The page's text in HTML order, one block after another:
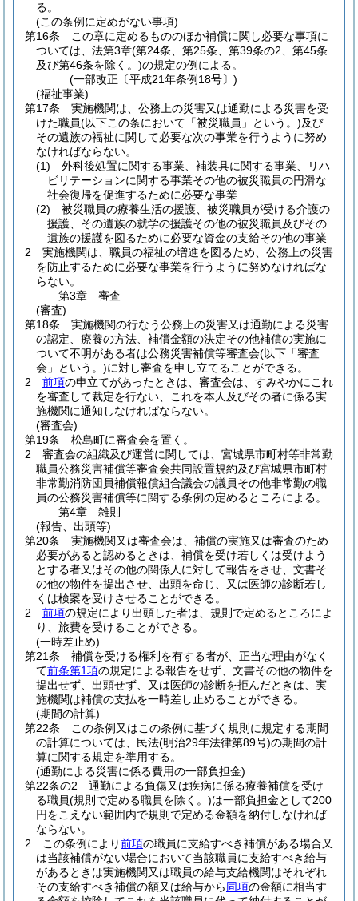
る。
(この条例に定めがない事項)
第16条
この章に定めるもののほか補償に関し必要な事項に
ついては、法第3章(第24条、第25条、第39条の2、第45条
及び第46条を除く。)の規定の例による。
(一部改正〔平成21年条例18号〕)
(福祉事業)
第17条
実施機関は、公務上の災害又は通勤による災害を受
けた職員(以下この条において「被災職員」という。)及び
その遺族の福祉に関して必要な次の事業を行うように努め
なければならない。
(1)
外科後処置に関する事業、補装具に関する事業、リハ
ビリテーションに関する事業その他の被災職員の円滑な
社会復帰を促進するために必要な事業
(2)
被災職員の療養生活の援護、被災職員が受ける介護の
援護、その遺族の就学の援護その他の被災職員及びその
遺族の援護を図るために必要な資金の支給その他の事業
2
実施機関は、職員の福祉の増進を図るため、公務上の災害
を防止するために必要な事業を行うように努めなければな
らない。
第3章
審査
(審査)
第18条
実施機関の行なう公務上の災害又は通勤による災害
の認定、療養の方法、補償金額の決定その他補償の実施に
ついて不明がある者は公務災害補償等審査会(以下「審査
会」という。)に対し審査を申し立てることができる。
2
前項の申立てがあったときは、審査会は、すみやかにこれ
を審査して裁定を行ない、これを本人及びその者に係る実
施機関に通知しなければならない。
(審査会)
第19条
松島町に審査会を置く。
2
審査会の組織及び運営に関しては、宮城県市町村等非常勤
職員公務災害補償等審査会共同設置規約及び宮城県市町村
非常勤消防団員補償報償組合議会の議員その他非常勤の職
員の公務災害補償等に関する条例の定めるところによる。
第4章
雑則
(報告、出頭等)
第20条
実施機関又は審査会は、補償の実施又は審査のため
必要があると認めるときは、補償を受け若しくは受けよう
とする者又はその他の関係人に対して報告をさせ、文書そ
の他の物件を提出させ、出頭を命じ、又は医師の診断若し
くは検案を受けさせることができる。
2
前項の規定により出頭した者は、規則で定めるところによ
り、旅費を受けることができる。
(一時差止め)
第21条
補償を受ける権利を有する者が、正当な理由がなく
て前条第1項の規定による報告をせず、文書その他の物件を
提出せず、出頭せず、又は医師の診断を拒んだときは、実
施機関は補償の支払を一時差し止めることができる。
(期間の計算)
第22条
この条例又はこの条例に基づく規則に規定する期間
の計算については、民法(明治29年法律第89号)の期間の計
算に関する規定を準用する。
(通勤による災害に係る費用の一部負担金)
第22条の2
通勤による負傷又は疾病に係る療養補償を受け
る職員(規則で定める職員を除く。)は一部負担金として200
円をこえない範囲内で規則で定める金額を納付しなければ
ならない。
2
この条例により前項の職員に支給すべき補償がある場合又
は当該補償がない場合において当該職員に支給すべき給与
があるときは実施機関又は職員の給与支給機関はそれぞれ
その支給すべき補償の額又は給与から同項の金額に相当す